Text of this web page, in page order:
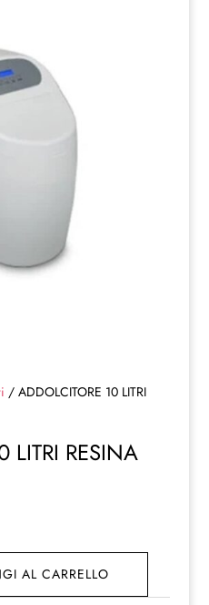
/ ADDOLCITORE 10 LITRI
LITRI RESINA
AL CARRELLO